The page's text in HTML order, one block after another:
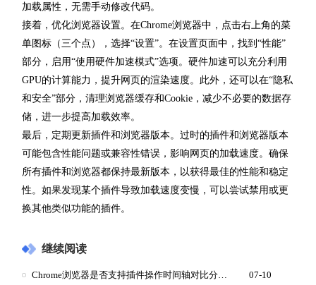
加载属性，无需手动修改代码。
接着，优化浏览器设置。在Chrome浏览器中，点击右上角的菜
单图标（三个点），选择“设置”。在设置页面中，找到“性能”
部分，启用“使用硬件加速模式”选项。硬件加速可以充分利用
GPU的计算能力，提升网页的渲染速度。此外，还可以在“隐私
和安全”部分，清理浏览器缓存和Cookie，减少不必要的数据存
储，进一步提高加载效率。
最后，定期更新插件和浏览器版本。过时的插件和浏览器版本
可能包含性能问题或兼容性错误，影响网页的加载速度。确保
所有插件和浏览器都保持最新版本，以获得最佳的性能和稳定
性。如果发现某个插件导致加载速度变慢，可以尝试禁用或更
换其他类似功能的插件。
继续阅读
07-10